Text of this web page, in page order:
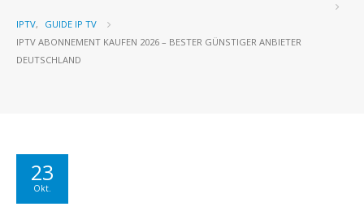
IPTV,
GUIDE IP TV
IPTV ABONNEMENT KAUFEN 2026 – BESTER GÜNSTIGER ANBIETER
DEUTSCHLAND
23
Okt.